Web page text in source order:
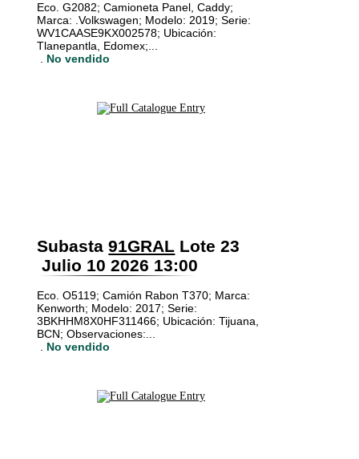
Eco. G2082; Camioneta Panel, Caddy;
Marca: .Volkswagen; Modelo: 2019; Serie:
WV1CAASE9KX002578; Ubicación:
Tlanepantla, Edomex;...
No vendido
Subasta 91GRAL Lote 23
Julio 10 2026 13:00
Eco. O5119; Camión Rabon T370; Marca:
Kenworth; Modelo: 2017; Serie:
3BKHHM8X0HF311466; Ubicación: Tijuana,
BCN; Observaciones:...
No vendido